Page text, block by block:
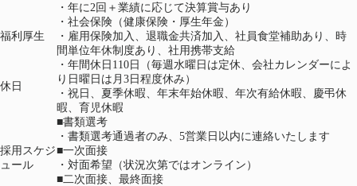
・年に2回＋業績に応じて決算賞与あり
福利厚生
・社会保険（健康保険・厚生年金）
・雇用保険加入、退職金共済加入、社員食堂補助あり、時
間単位年休制度あり、社用携帯支給
休日
・年間休日110日（毎週水曜日は定休、会社カレンダーによ
り日曜日は月3日程度休み）
・祝日、夏季休暇、年末年始休暇、年次有給休暇、慶弔休
暇、育児休暇
採用スケジ
ュール
■書類選考
・書類選考通過者のみ、5営業日以内に連絡いたします
■一次面接
・対面希望（状況次第ではオンライン）
■二次面接、最終面接